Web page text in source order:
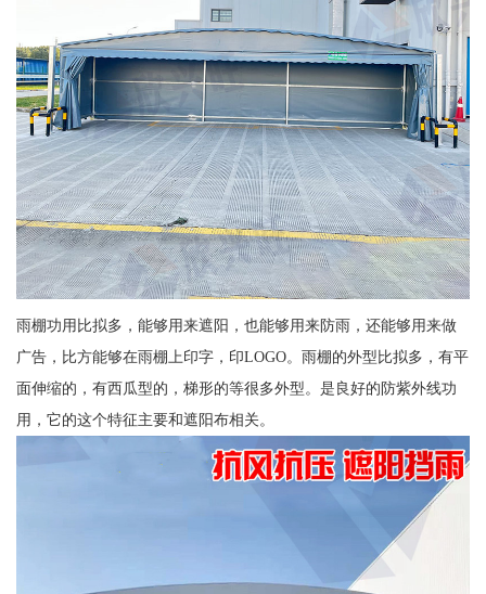
雨棚功用比拟多，能够用来遮阳，也能够用来防雨，还能够用来做
广告，比方能够在雨棚上印字，印LOGO。雨棚的外型比拟多，有平
面伸缩的，有西瓜型的，梯形的等很多外型。是良好的防紫外线功
用，它的这个特征主要和遮阳布相关。